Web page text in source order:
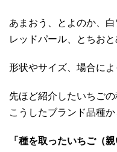
あまおう、とよのか、
レッドパール、とちお
形状やサイズ、場合によ
先ほど紹介したいちごの
こうしたブランド品種
「種を取ったいちご（